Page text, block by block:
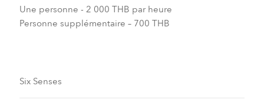
Une personne - 2 000 THB par heure
Personne supplémentaire – 700 THB
Six Senses